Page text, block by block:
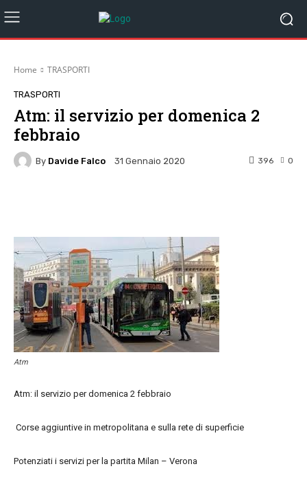
Home TRASPORTI
TRASPORTI
Atm: il servizio per domenica 2
febbraio
By Davide Falco 31 Gennaio 2020 0
396
Atm
Atm: il servizio per domenica 2 febbraio
Corse aggiuntive in metropolitana e sulla rete di superficie
Potenziati i servizi per la partita Milan – Verona